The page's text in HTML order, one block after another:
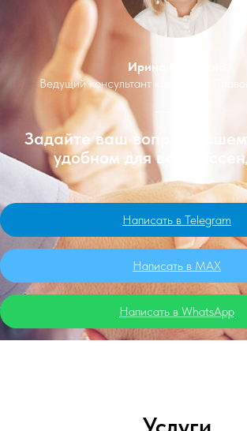
Ирина Шишкина
Ведущий консультант компании
Задайте ваш вопрос
удобном для вас
Написать в Telegram
Написать в MAX
Написать в WhatsApp